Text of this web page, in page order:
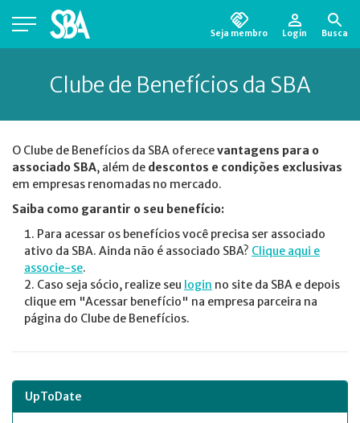
Seja membro Login Busca
para encontrá-lo.
Clube de Benefícios da SBA
O Clube de Benefícios da SBA oferecevantagens para o
associado SBA, além de descontos e condições exclusivas
em empresas renomadas no mercado.
Saiba como garantir o seu benefício:
Para acessar os benefícios você precisa ser associado
ativo da SBA. Ainda não é associado SBA? Clique aqui e
associe-se.
Caso seja sócio, realize seu login no site da SBA e depois
clique em "Acessar benefício" na empresa parceira na
página do Clube de Benefícios.
UpToDate